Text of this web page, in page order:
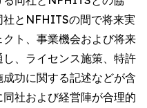
とNFHITSの間で将来実
ト、事業機会および将来
、ライセンス施策、特許
功に関する記述などが含
社および経営陣が合理的